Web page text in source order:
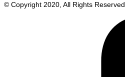
© Copyright 2020, All Rights Reserved